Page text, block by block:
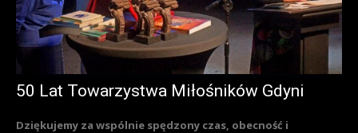
50 Lat Towarzystwa Miłośników Gdyni
Dziękujemy za wspólnie spędzony czas, obecność i